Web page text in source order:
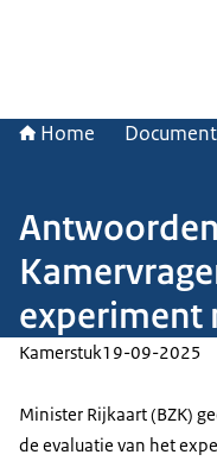
Home
experiment
Kamerstuk19-09-2025
Minister Rijkaart (BZK)
de evaluatie van het